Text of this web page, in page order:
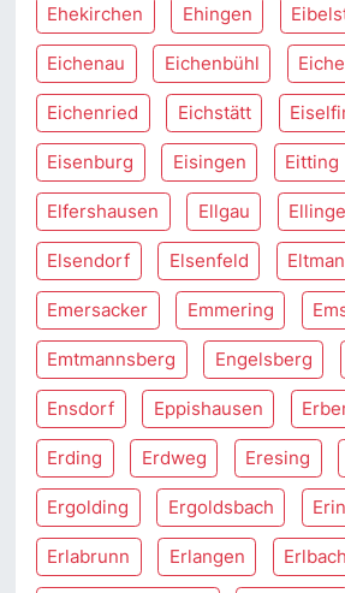
Ehekirchen Ehingen
Eichenau Eichenbühl
Eichenried Eichstätt
Eisenburg Eisingen Eitting
Elfershausen Ellgau
Elsendorf Elsenfeld
Emersacker Emmering
Emtmannsberg Engelsberg
Ensdorf Eppishausen
Erding Erdweg Eresing
Ergolding Ergoldsbach
Erlabrunn Erlangen Erlbach